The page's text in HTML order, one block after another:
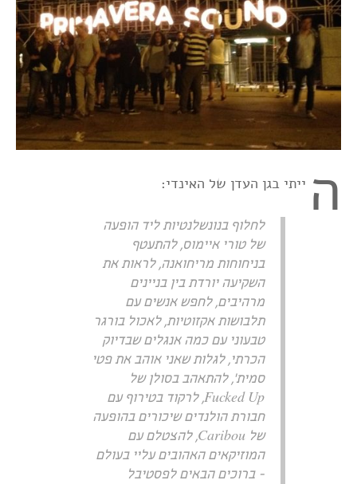
ה ייתי בגן העדן של האינדי:
לחלוף בנונשלנטיות ליד הופעה
של טורי איימוס, להתעטף
בניחוחות מריחואנה, לראות את
השקיעה יורדת בין בניינים
מרהיבים, לחפש אנשים עם
תלבושות אקזוטיות, לאכול בורגר
טבעוני עם כמה אנגלים שבדיוק
הכרתי, לגלות שאני אוהב את פטי
סמית', להתאהב בסולן של
Fucked Up, לרקוד בטירוף עם
חבורת הולנדים שיכורים בהופעה
של Caribou, להצטלם עם
המוזיקאים האהובים עליי בעולם
- ברוכים הבאים לפסטיבל